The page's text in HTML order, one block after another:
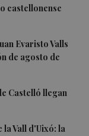
castellonense
Evaristo Valls
de agosto de
Castelló llegan
Vall d'Uixó: la